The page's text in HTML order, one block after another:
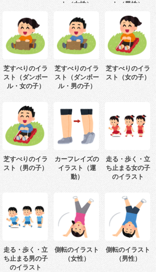
ト（女性）
ト（男性）
芝すべりのイラ
スト（ダンボー
ル・女の子）
芝すべりのイラ
スト（ダンボー
ル・男の子）
芝すべりのイラ
スト（女の子）
芝すべりのイラ
スト（男の子）
カーフレイズの
イラスト（運
動）
走る・歩く・立
ち止まる女の子
のイラスト
走る・歩く・立
ち止まる男の子
のイラスト
側転のイラスト
（女性）
側転のイラスト
（男性）